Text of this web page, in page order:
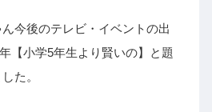
今後のテレビ・イベントの出
【小学5年生より賢いの】と題
た。